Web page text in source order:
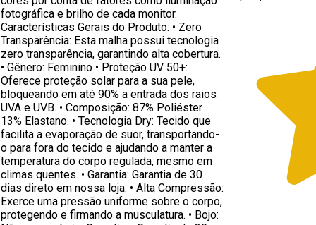
fotográfica e brilho de cada monitor.
Características Gerais do Produto: • Zero
Transparência: Esta malha possui tecnologia
zero transparência, garantindo alta cobertura.
• Gênero: Feminino • Proteção UV 50+:
Oferece proteção solar para a sua pele,
bloqueando em até 90% a entrada dos raios
UVA e UVB. • Composição: 87% Poliéster
13% Elastano. • Tecnologia Dry: Tecido que
facilita a evaporação de suor, transportando-
o para fora do tecido e ajudando a manter a
temperatura do corpo regulada, mesmo em
climas quentes. • Garantia: Garantia de 30
dias direto em nossa loja. • Alta Compressão:
Exerce uma pressão uniforme sobre o corpo,
protegendo e firmando a musculatura. • Bojo: